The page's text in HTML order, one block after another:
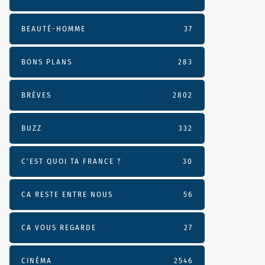
BEAUTÉ-HOMME 37
BONS PLANS 283
BRÈVES 2802
BUZZ 332
C'EST QUOI TA FRANCE ? 30
CA RESTE ENTRE NOUS 56
CA VOUS REGARDE 27
CINÉMA 2546